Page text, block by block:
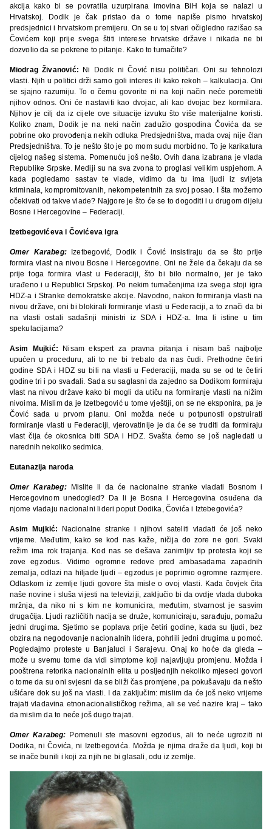
akcija kako bi se povratila uzurpirana imovina BiH koja se nalazi u
Hrvatskoj. Dodik je čak pristao da o tome napiše pismo hrvatskoj
predsjednici i hrvatskom premijeru. On se u toj stvari očigledno razišao sa
Čovićem koji prije svega štiti interese hrvatske države i nikada ne bi
dozvolio da se pokrene to pitanje. Kako to tumačite?
Miodrag Živanović: Ni Dodik ni Čović nisu političari. Oni su tehnolozi
vlasti. Njih u politici drži samo goli interes ili kako rekoh – kalkulacija. Oni
se sjajno razumiju. To o čemu govorite ni na koji način neće poremetiti
njihov odnos. Oni će nastaviti kao dvojac, ali kao dvojac bez kormilara.
Njihov je cilj da iz cijele ove situacije izvuku što više materijalne koristi.
Koliko znam, Dodik je na neki način zadužio gospodina Čovića da se
pobrine oko provođenja nekih odluka Predsjedništva, mada ovaj nije član
Predsjedništva. To je nešto što je po mom sudu morbidno. To je karikatura
cijelog našeg sistema. Pomenuću još nešto. Ovih dana izabrana je vlada
Republike Srpske. Mediji su na sva zvona to proglasi velikim uspjehom. A
kada pogledamo sastav te vlade, vidimo da tu ima ljudi iz svijeta
kriminala, kompromitovanih, nekompetentnih za svoj posao. I šta možemo
očekivati od takve vlade? Najgore je što će se to dogoditi i u drugom dijelu
Bosne i Hercegovine – Federaciji.
Izetbegovićeva i Čovićeva igra
Omer Karabeg: Izetbegović, Dodik i Čović insistiraju da se što prije
formira vlast na nivou Bosne i Hercegovine. Oni ne žele da čekaju da se
prije toga formira vlast u Federaciji, što bi bilo normalno, jer je tako
urađeno i u Republici Srpskoj. Po nekim tumačenjima iza svega stoji igra
HDZ-a i Stranke demokratske akcije. Navodno, nakon formiranja vlasti na
nivou države, oni bi blokirali formiranje vlasti u Federaciji, a to znači da bi
na vlasti ostali sadašnji ministri iz SDA i HDZ-a. Ima li istine u tim
spekulacijama?
Asim Mujkić: Nisam ekspert za pravna pitanja i nisam baš najbolje
upućen u proceduru, ali to ne bi trebalo da nas čudi. Prethodne četiri
godine SDA i HDZ su bili na vlasti u Federaciji, mada su se od te četiri
godine tri i po svađali. Sada su saglasni da zajedno sa Dodikom formiraju
vlast na nivou države kako bi mogli da utiču na formiranje vlasti na nižim
nivoima. Mislim da je Izetbegović u tome vještiji, on se ne eksponira, pa je
Čović sada u prvom planu. Oni možda neće u potpunosti opstruirati
formiranje vlasti u Federaciji, vjerovatinije je da će se truditi da formiraju
vlast čija će okosnica biti SDA i HDZ. Svašta ćemo se još nagledati u
narednih nekoliko sedmica.
Eutanazija naroda
Omer Karabeg: Mislite li da će nacionalne stranke vladati Bosnom i
Hercegovinom unedogled? Da li je Bosna i Hercegovina osuđena da
njome vladaju nacionalni lideri poput Dodika, Čovića i Iztebegovića?
Asim Mujkić: Nacionalne stranke i njihovi sateliti vladati će još neko
vrijeme. Međutim, kako se kod nas kaže, ničija do zore ne gori. Svaki
režim ima rok trajanja. Kod nas se dešava zanimljiv tip protesta koji se
zove egzodus. Vidimo ogromne redove pred ambasadama zapadnih
zemalja, odlazi na hiljade ljudi – egzodus je poprimio ogromne razmjere.
Odlaskom iz zemlje ljudi govore šta misle o ovoj vlasti. Kada čovjek čita
naše novine i sluša vijesti na televiziji, zaključio bi da ovdje vlada duboka
mržnja, da niko ni s kim ne komunicira, međutim, stvarnost je sasvim
drugačija. Ljudi različitih nacija se druže, komuniciraju, sarađuju, pomažu
jedni drugima. Sjetimo se poplava prije četiri godine, kada su ljudi, bez
obzira na negodovanje nacionalnih lidera, pohrlili jedni drugima u pomoć.
Pogledajmo proteste u Banjaluci i Sarajevu. Onaj ko hoće da gleda –
može u svemu tome da vidi simptome koji najavljuju promjenu. Možda i
pooštrena retorika nacionalnih elita u posljednjih nekoliko mjeseci govori
o tome da su oni svjesni da se bliži čas promjene, pa pokušavaju da nešto
ušićare dok su još na vlasti. I da zaključim: mislim da će još neko vrijeme
trajati vladavina etnonacionalističkog režima, ali se već nazire kraj – tako
da mislim da to neće još dugo trajati.
Omer Karabeg: Pomenuli ste masovni egzodus, ali to neće ugroziti ni
Dodika, ni Čovića, ni Izetbegovića. Možda je njima draže da ljudi, koji bi
se inače bunili i koji za njih ne bi glasali, odu iz zemlje.